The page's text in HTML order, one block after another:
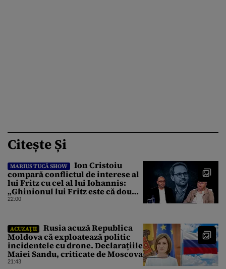
Citește Și
MARIUS TUCĂ SHOW
Ion Cristoiu
compară conflictul de interese al
lui Fritz cu cel al lui Iohannis:
„Ghinionul lui Fritz este că două
instanțe l-au declarat
22:00
ACUZAȚII
Rusia acuză Republica
Moldova că exploatează politic
incidentele cu drone. Declarațiile
Maiei Sandu, criticate de Moscova
21:43